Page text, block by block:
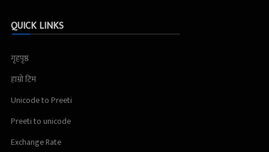
QUICK LINKS
गृहपृष्ठ
हाम्रो टिम
Unicode to Preeti
Preeti to unicode
Exchange Rate